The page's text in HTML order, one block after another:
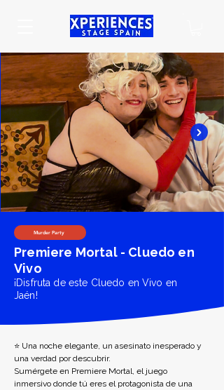
Murder Party
Premiere Mortal - Cluedo en
Vivo
¡Disfruta de este Cluedo en Vivo en
Jaén!
⭐ Una noche elegante, un asesinato inesperado y
una verdad por descubrir.
Sumérgete en Premiere Mortal, el juego
inmersivo donde tú eres el protagonista de una